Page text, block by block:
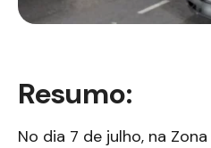
Resumo:
No dia 7 de julho, na